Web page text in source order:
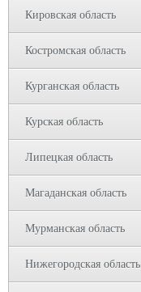
Кировская область
Костромская область
Курганская область
Курская область
Липецкая область
Магаданская область
Мурманская область
Нижегородская область